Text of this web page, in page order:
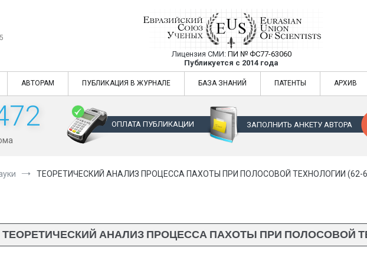
Евразийский Союз Ученых —
Лицензия СМИ: ПИ № ФС77-63060
Публикуется с 2014 года
Евразийский Союз Ученых — публикация научных статей в
АВТОРАМ ПУБЛИКАЦИЯ В ЖУРНАЛЕ БАЗА ЗНАНИЙ ПАТЕНТЫ АРХИВ
ОПЛАТА ПУБЛИКАЦИИ ЗАПОЛНИТЬ АНКЕТУ АВТОРА
ТЕОРЕТИЧЕСКИЙ АНАЛИЗ ПРОЦЕССА ПАХОТЫ ПРИ ПОЛОСОВОЙ ТЕХНОЛОГИИ (62-
ТЕОРЕТИЧЕСКИЙ АНАЛИЗ ПРОЦЕССА ПАХОТЫ ПРИ ПОЛОСОВОЙ